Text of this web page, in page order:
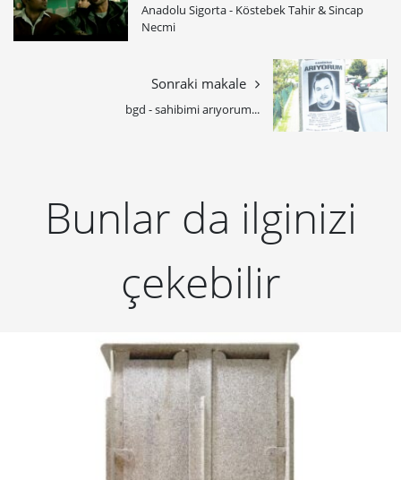
Anadolu Sigorta - Köstebek Tahir & Sincap
Necmi
Sonraki makale
bgd - sahibimi arıyorum...
Bunlar da ilginizi
çekebilir